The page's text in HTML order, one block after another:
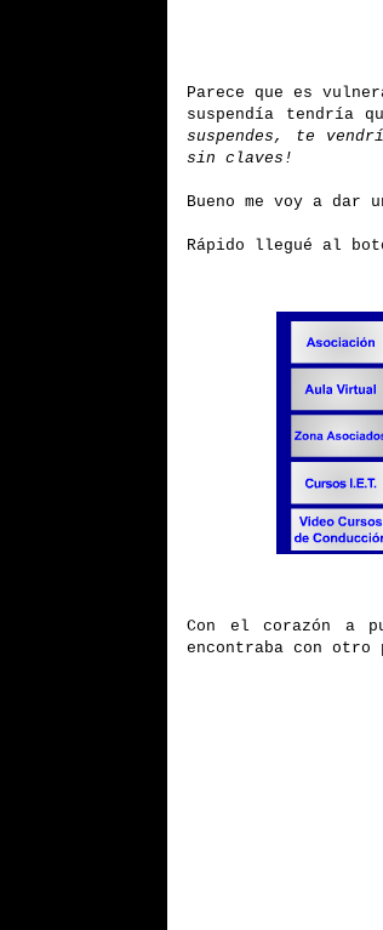
Parece que es
suspendía tendría
suspendes, te
sin claves!
Bueno me voy a dar
Rápido llegué al
Con el corazón a
encontraba con otro